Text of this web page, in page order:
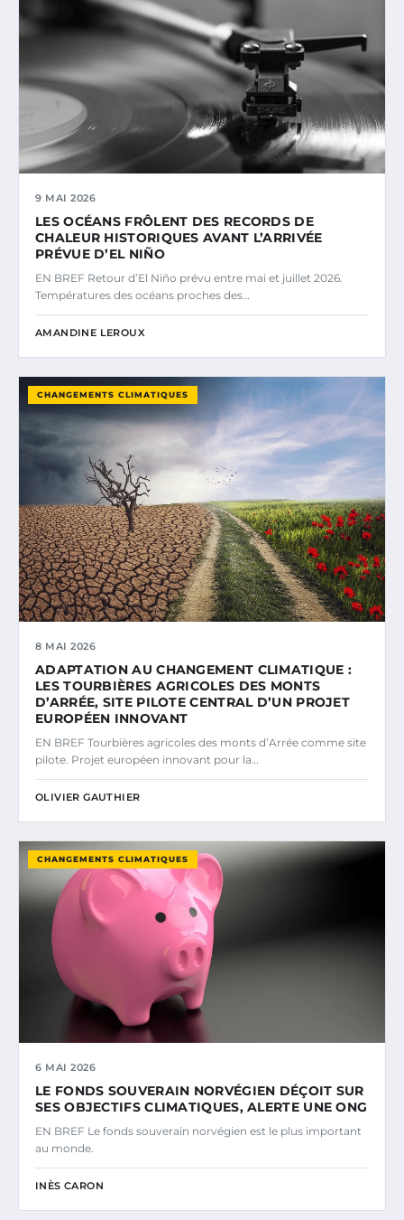
9 MAI 2026
LES OCÉANS FRÔLENT DES RECORDS DE
CHALEUR HISTORIQUES AVANT L’ARRIVÉE
PRÉVUE D’EL NIÑO
EN BREF Retour d’El Niño prévu entre mai et juillet 2026.
Températures des océans proches des…
AMANDINE LEROUX
CHANGEMENTS CLIMATIQUES
8 MAI 2026
ADAPTATION AU CHANGEMENT CLIMATIQUE :
LES TOURBIÈRES AGRICOLES DES MONTS
D’ARRÉE, SITE PILOTE CENTRAL D’UN PROJET
EUROPÉEN INNOVANT
EN BREF Tourbières agricoles des monts d’Arrée comme site
pilote. Projet européen innovant pour la…
OLIVIER GAUTHIER
CHANGEMENTS CLIMATIQUES
6 MAI 2026
LE FONDS SOUVERAIN NORVÉGIEN DÉÇOIT SUR
SES OBJECTIFS CLIMATIQUES, ALERTE UNE ONG
EN BREF Le fonds souverain norvégien est le plus important
au monde.
INÈS CARON